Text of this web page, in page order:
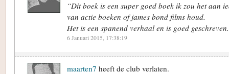
“Dit boek is een super goed boek ik zou het aan
van actie boeken of james bond films houd.
Het is een spanend verhaal en is goed
6 Januari 2015, 17:38:19
maarten7 heeft de club verlaten.